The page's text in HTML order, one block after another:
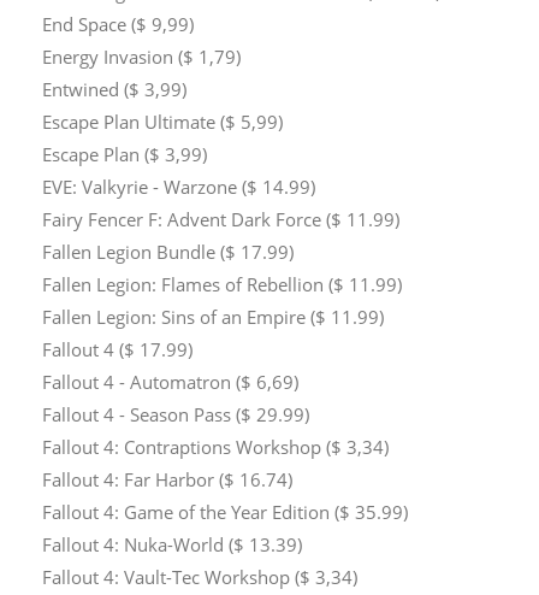
End Space ($ 9,99)
Energy Invasion ($ 1,79)
Entwined ($ 3,99)
Escape Plan Ultimate ($ 5,99)
Escape Plan ($ 3,99)
EVE: Valkyrie - Warzone ($ 14.99)
Fairy Fencer F: Advent Dark Force ($ 11.99)
Fallen Legion Bundle ($ 17.99)
Fallen Legion: Flames of Rebellion ($ 11.99)
Fallen Legion: Sins of an Empire ($ 11.99)
Fallout 4 ($ 17.99)
Fallout 4 - Automatron ($ 6,69)
Fallout 4 - Season Pass ($ 29.99)
Fallout 4: Contraptions Workshop ($ 3,34)
Fallout 4: Far Harbor ($ 16.74)
Fallout 4: Game of the Year Edition ($ 35.99)
Fallout 4: Nuka-World ($ 13.39)
Fallout 4: Vault-Tec Workshop ($ 3,34)